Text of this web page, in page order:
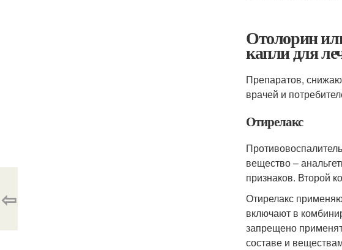
Отолорин
капли для
Препаратов,
врачей и
Отирелакс
вещество –
признаков. Второй
Отирелакс
включают в
запрещено
составе и
⇦